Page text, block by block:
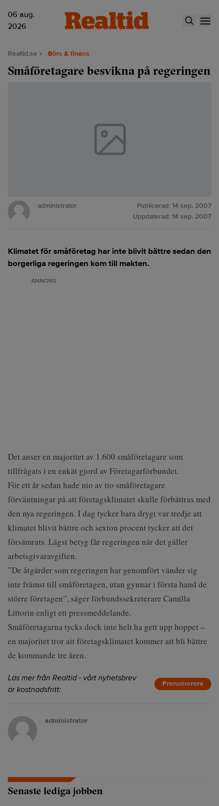
06 aug.
2026
Realtid.se Börs & finans
Småföretagare besvikna på regeringen
administrator Publicerad: 14 sep. 2007
Uppdaterad: 14 sep. 2007
Klimatet för småföretag har inte blivit bättre sedan den
borgerliga regeringen kom till makten.
ANNONS
Det anser en majoritet av 1.600 småföretagare som
tillfrågats i en enkät gjord av Företagarförbundet.
För ett år sedan hade nio av tio småföretagare
förväntningar på att företagsklimatet skulle förbättras med
den nya regeringen. I dag tycker bara drygt var tredje att
klimatet blivit bättre och sexton procent tycker att det
försämrats. Lägst betyg får regeringen när det gäller
arbetsgivaravgiften.
”De åtgärder som regeringen har genomfört vänder sig
inte främst till småföretagen, utan gynnar i första hand de
större företagen”, säger förbundssekreterare Camilla
Littorin enligt ett pressmeddelande.
Småföretagarna tycks dock inte helt ha gett upp hoppet –
en majoritet tror att företagsklimatet kommer att bli bättre
de kommande tre åren.
Läs mer från Realtid - vårt nyhetsbrev
är kostnadsfritt:
Prenumerera
administrator
Senaste lediga jobben